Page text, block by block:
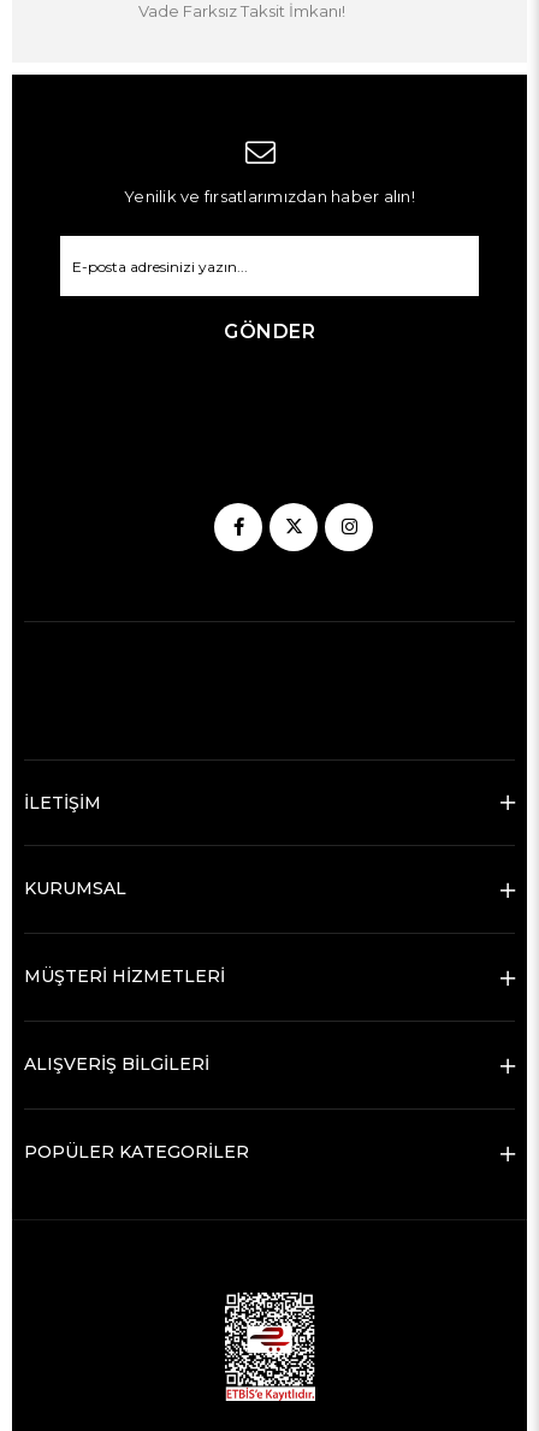
Vade Farksız Taksit İmkanı!
Yenilik ve fırsatlarımızdan haber alın!
GÖNDER
İLETİŞİM
KURUMSAL
MÜŞTERİ HİZMETLERİ
ALIŞVERİŞ BİLGİLERİ
POPÜLER KATEGORİLER